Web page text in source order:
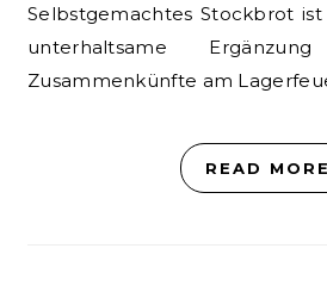
Selbstgemachtes Stockbrot ist eine köstliche und
unterhaltsame
Zusammenkünfte am
READ MORE